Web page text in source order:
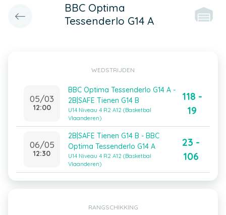
BBC Optima
Tessenderlo G14 A
WEDSTRIJDEN
05/03
12:00
BBC Optima Tessenderlo G14 A -
2B|SAFE Tienen G14 B
U14 Niveau 4 R2 A12 (Basketbal
Vlaanderen)
118 -
19
06/05
12:30
2B|SAFE Tienen G14 B - BBC
Optima Tessenderlo G14 A
U14 Niveau 4 R2 A12 (Basketbal
Vlaanderen)
23 -
106
RANGSCHIKKING